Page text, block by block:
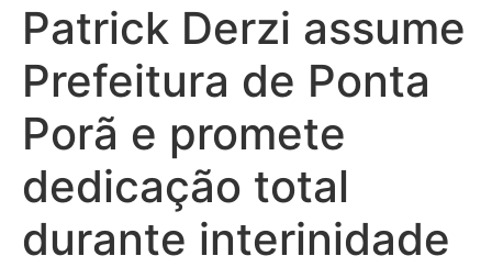
Patrick Derzi assume
Prefeitura de Ponta
Porã e promete
dedicação total
durante interinidade